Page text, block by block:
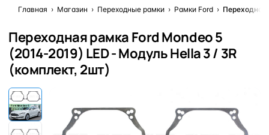
Главная › Магазин › Переходные рамки › Рамки Ford ›
Переходная рамка Ford Mondeo 5
(2014-2019) LED - Модуль Hella 3 / 3R
(комплект, 2шт)